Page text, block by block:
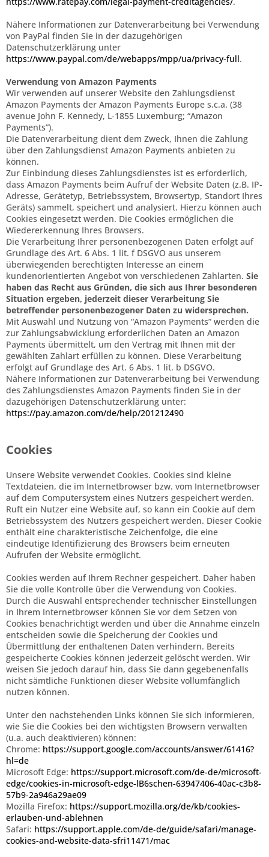
Nähere Informationen zur Datenverarbeitung bei Verwendung
von PayPal finden Sie in der dazugehörigen
Datenschutzerklärung unter
https://www.paypal.com/de/webapps/mpp/ua/privacy-full.
Verwendung von Amazon Payments
Wir verwenden auf unserer Website den Zahlungsdienst
Amazon Payments der Amazon Payments Europe s.c.a. (38
avenue John F. Kennedy, L-1855 Luxemburg; “Amazon
Payments”).
Die Datenverarbeitung dient dem Zweck, Ihnen die Zahlung
über den Zahlungsdienst Amazon Payments anbieten zu
können.
Zur Einbindung dieses Zahlungsdienstes ist es erforderlich,
dass Amazon Payments beim Aufruf der Website Daten (z.B. IP-
Adresse, Gerätetyp, Betriebssystem, Browsertyp, Standort Ihres
Geräts) sammelt, speichert und analysiert. Hierzu können auch
Cookies eingesetzt werden. Die Cookies ermöglichen die
Wiedererkennung Ihres Browsers.
Die Verarbeitung Ihrer personenbezogenen Daten erfolgt auf
Grundlage des Art. 6 Abs. 1 lit. f DSGVO aus unserem
überwiegenden berechtigten Interesse an einem
kundenorientierten Angebot von verschiedenen Zahlarten. Sie
haben das Recht aus Gründen, die sich aus Ihrer besonderen
Situation ergeben, jederzeit dieser Verarbeitung Sie
betreffender personenbezogener Daten zu widersprechen.
Mit Auswahl und Nutzung von “Amazon Payments” werden die
zur Zahlungsabwicklung erforderlichen Daten an Amazon
Payments übermittelt, um den Vertrag mit Ihnen mit der
gewählten Zahlart erfüllen zu können. Diese Verarbeitung
erfolgt auf Grundlage des Art. 6 Abs. 1 lit. b DSGVO.
Nähere Informationen zur Datenverarbeitung bei Verwendung
des Zahlungsdienstes Amazon Payments finden Sie in der
dazugehörigen Datenschutzerklärung unter:
https://pay.amazon.com/de/help/201212490
Cookies
Unsere Website verwendet Cookies. Cookies sind kleine
Textdateien, die im Internetbrowser bzw. vom Internetbrowser
auf dem Computersystem eines Nutzers gespeichert werden.
Ruft ein Nutzer eine Website auf, so kann ein Cookie auf dem
Betriebssystem des Nutzers gespeichert werden. Dieser Cookie
enthält eine charakteristische Zeichenfolge, die eine
eindeutige Identifizierung des Browsers beim erneuten
Aufrufen der Website ermöglicht.
Cookies werden auf Ihrem Rechner gespeichert. Daher haben
Sie die volle Kontrolle über die Verwendung von Cookies.
Durch die Auswahl entsprechender technischer Einstellungen
in Ihrem Internetbrowser können Sie vor dem Setzen von
Cookies benachrichtigt werden und über die Annahme einzeln
entscheiden sowie die Speicherung der Cookies und
Übermittlung der enthaltenen Daten verhindern. Bereits
gespeicherte Cookies können jederzeit gelöscht werden. Wir
weisen Sie jedoch darauf hin, dass Sie dann gegebenenfalls
nicht sämtliche Funktionen dieser Website vollumfänglich
nutzen können.
Unter den nachstehenden Links können Sie sich informieren,
wie Sie die Cookies bei den wichtigsten Browsern verwalten
(u.a. auch deaktivieren) können:
Chrome: https://support.google.com/accounts/answer/61416?
hl=de
Microsoft Edge: https://support.microsoft.com/de-de/microsoft-
edge/cookies-in-microsoft-edge-lB6schen-63947406-40ac-c3b8-
57b9-2a946a29ae09
Mozilla Firefox: https://support.mozilla.org/de/kb/cookies-
erlauben-und-ablehnen
Safari: https://support.apple.com/de-de/guide/safari/manage-
cookies-and-website-data-sfri11471/mac